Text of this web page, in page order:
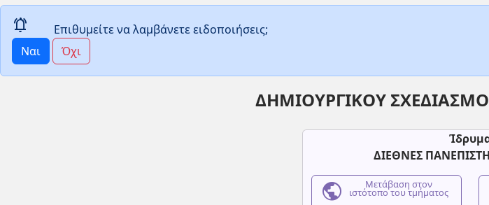
notifications_active
Επιθυμείτε να λαμβάνετε ειδοποιήσεις;
Ναι
Όχι
ΔΗΜΙΟΥΡΓΙΚΟΥ
ΔΙΕΘΝΕΣ
public Μετάβαση στον
ιστότοπο του τμήματος